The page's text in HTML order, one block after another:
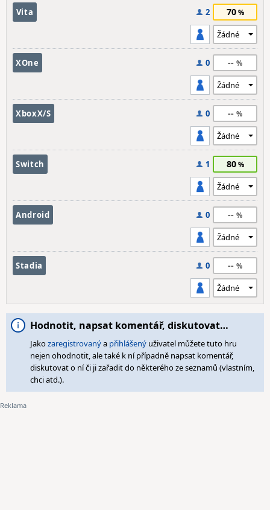
Vita 2 70
XOne 0 --
XboxX/S 0 --
Switch 1 80
Android 0 --
Stadia 0 --
Hodnotit, napsat komentář, diskutovat…
Jakozaregistrovanýa přihlášený uživatel můžete tuto hru
nejen ohodnotit, ale také k ní případně napsat komentář,
diskutovat o ní či ji zařadit do některého ze seznamů (vlastním,
chci atd.).